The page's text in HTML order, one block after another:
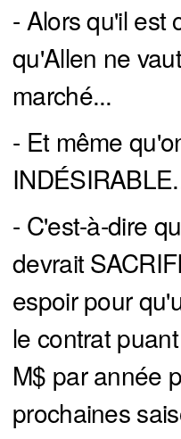
- Alors qu'il est
qu'Allen ne
marché...
- Et même
- C'est-à-dire
devrait
espoir pour
le contrat
M$ par année
prochaines